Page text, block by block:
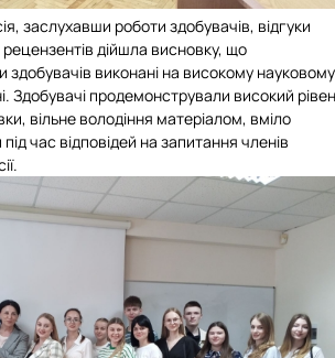
заслухавши роботи здобувачів, відгуки
рецензентів дійшла висновку, що
здобувачів виконані на високому науковому
Здобувачі продемонстрували високий
вільне володіння матеріалом, вміло
час відповідей на запитання членів